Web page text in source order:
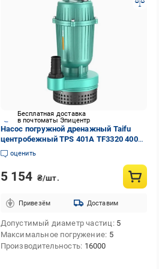
Бесплатная доставка
в почтоматы Эпицентр
Насос погружной дренажный Taifu
центробежный TPS 401A TF3320 400
Вт (257195)
оценить
5 154 ₴/шт.
Привезём Доставим
Допустимый диаметр частиц 5
Максимальное погружение 5
Производительность 16000